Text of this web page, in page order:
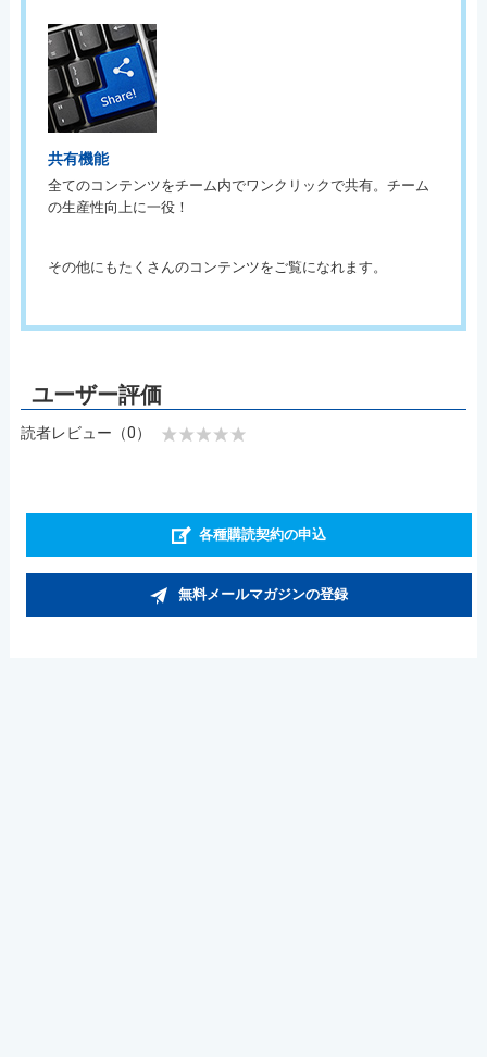
共有機能
全てのコンテンツをチーム内でワンクリックで共有。チーム
の生産性向上に一役！
その他にもたくさんのコンテンツをご覧になれます。
読者レビュー（0）
各種購読契約の申込
無料メールマガジンの登録